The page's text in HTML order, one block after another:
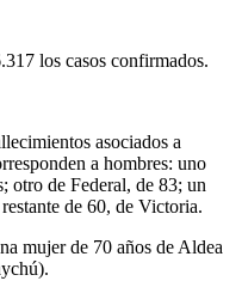
los casos confirmados.
asociados a
a hombres: uno
otro de Federal, de 83; un
de 60, de Victoria.
mujer de 70 años de Aldea